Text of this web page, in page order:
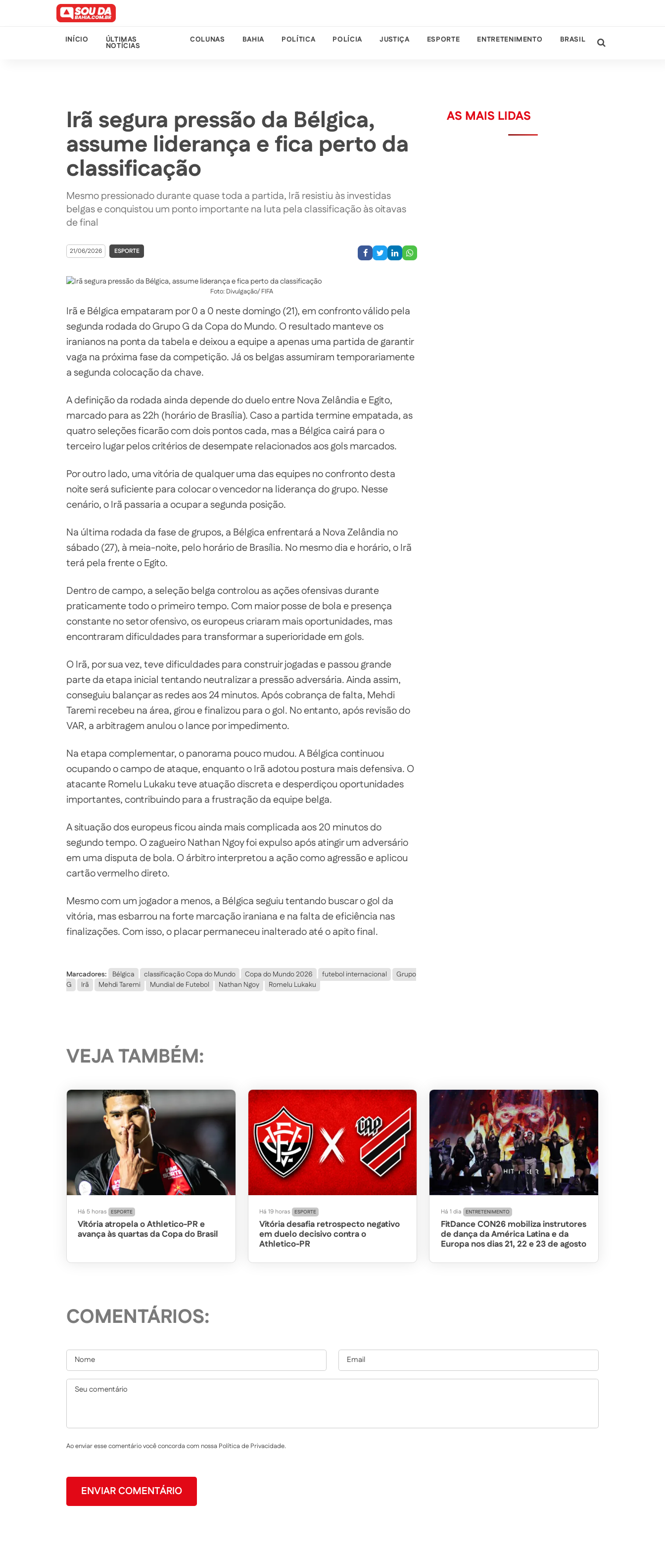
INÍCIO ÚLTIMAS
NOTÍCIAS
COLUNAS BAHIA POLÍTICA POLÍCIA JUSTIÇA ESPORTE ENTRETENIMENTO BRASIL
Irã segura pressão da Bélgica,
assume liderança e fica perto da
classificação
Mesmo pressionado durante quase toda a partida, Irã resistiu às investidas
belgas e conquistou um ponto importante na luta pela classificação às oitavas
de final
21/06/2026 ESPORTE
Foto: Divulgação/ FIFA
Irã e Bélgica empataram por 0 a 0 neste domingo (21), em confronto válido pela
segunda rodada do Grupo G da Copa do Mundo. O resultado manteve os
iranianos na ponta da tabela e deixou a equipe a apenas uma partida de garantir
vaga na próxima fase da competição. Já os belgas assumiram temporariamente
a segunda colocação da chave.
A definição da rodada ainda depende do duelo entre Nova Zelândia e Egito,
marcado para as 22h (horário de Brasília). Caso a partida termine empatada, as
quatro seleções ficarão com dois pontos cada, mas a Bélgica cairá para o
terceiro lugar pelos critérios de desempate relacionados aos gols marcados.
Por outro lado, uma vitória de qualquer uma das equipes no confronto desta
noite será suficiente para colocar o vencedor na liderança do grupo. Nesse
cenário, o Irã passaria a ocupar a segunda posição.
Na última rodada da fase de grupos, a Bélgica enfrentará a Nova Zelândia no
sábado (27), à meia-noite, pelo horário de Brasília. No mesmo dia e horário, o Irã
terá pela frente o Egito.
Dentro de campo, a seleção belga controlou as ações ofensivas durante
praticamente todo o primeiro tempo. Com maior posse de bola e presença
constante no setor ofensivo, os europeus criaram mais oportunidades, mas
encontraram dificuldades para transformar a superioridade em gols.
O Irã, por sua vez, teve dificuldades para construir jogadas e passou grande
parte da etapa inicial tentando neutralizar a pressão adversária. Ainda assim,
conseguiu balançar as redes aos 24 minutos. Após cobrança de falta, Mehdi
Taremi recebeu na área, girou e finalizou para o gol. No entanto, após revisão do
VAR, a arbitragem anulou o lance por impedimento.
Na etapa complementar, o panorama pouco mudou. A Bélgica continuou
ocupando o campo de ataque, enquanto o Irã adotou postura mais defensiva. O
atacante Romelu Lukaku teve atuação discreta e desperdiçou oportunidades
importantes, contribuindo para a frustração da equipe belga.
A situação dos europeus ficou ainda mais complicada aos 20 minutos do
segundo tempo. O zagueiro Nathan Ngoy foi expulso após atingir um adversário
em uma disputa de bola. O árbitro interpretou a ação como agressão e aplicou
cartão vermelho direto.
Mesmo com um jogador a menos, a Bélgica seguiu tentando buscar o gol da
vitória, mas esbarrou na forte marcação iraniana e na falta de eficiência nas
finalizações. Com isso, o placar permaneceu inalterado até o apito final.
Marcadores: Bélgica classificação Copa do Mundo Copa do Mundo 2026 futebol internacional
Grupo
G
Irã Mehdi Taremi Mundial de Futebol Nathan Ngoy Romelu Lukaku
AS MAIS LIDAS
VEJA TAMBÉM:
Há 5 horas ESPORTE
Vitória atropela o Athletico-PR e
avança às quartas da Copa do Brasil
Há 19 horas ESPORTE
Vitória desafia retrospecto negativo
em duelo decisivo contra o
Athletico-PR
Há 1 dia ENTRETENIMENTO
FitDance CON26 mobiliza instrutores
de dança da América Latina e da
Europa nos dias 21, 22 e 23 de agosto
COMENTÁRIOS:
Ao enviar esse comentário você concorda com nossa Política de Privacidade.